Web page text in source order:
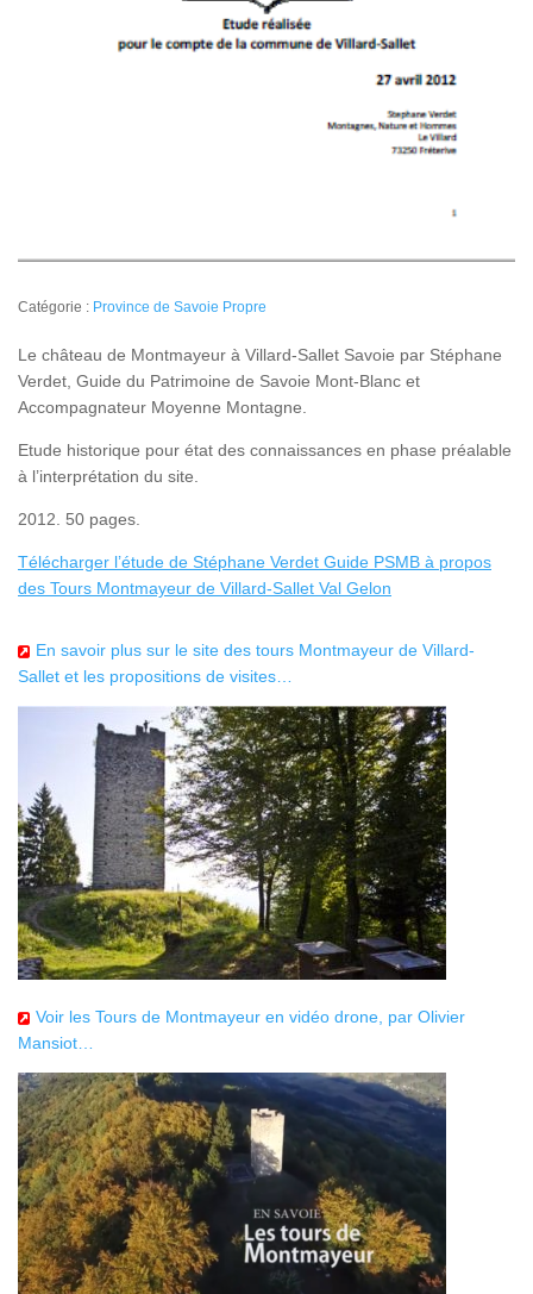
Catégorie : Province de Savoie Propre
Le château de Montmayeur à Villard-Sallet Savoie par Stéphane
Verdet, Guide du Patrimoine de Savoie Mont-Blanc et
Accompagnateur Moyenne Montagne.
Etude historique pour état des connaissances en phase préalable
à l’interprétation du site.
2012. 50 pages.
Télécharger l’étude de Stéphane Verdet Guide PSMB à propos
des Tours Montmayeur de Villard-Sallet Val Gelon
En savoir plus sur le site des tours Montmayeur de Villard-
Sallet et les propositions de visites…
Voir les Tours de Montmayeur en vidéo drone, par Olivier
Mansiot…